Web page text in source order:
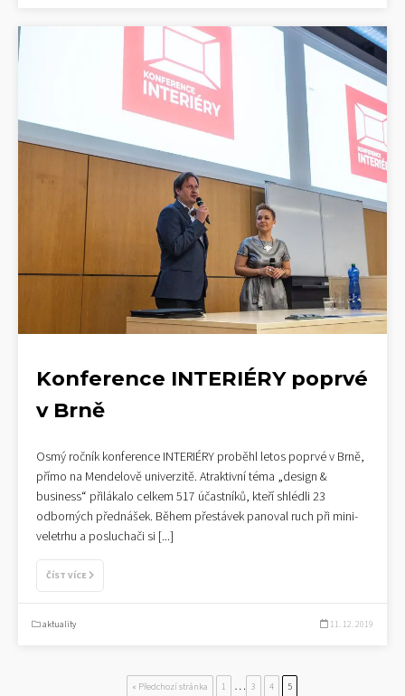
Konference INTERIÉRY poprvé
v Brně
Osmý ročník konference INTERIÉRY proběhl letos poprvé v Brně,
přímo na Mendelově univerzitě. Atraktivní téma „design &
business“ přilákalo celkem 517 účastníků, kteří shlédli 23
odborných přednášek. Během přestávek panoval ruch při mini-
veletrhu a posluchači si [...]
ČÍST VÍCE
aktuality 11. 12. 2019
« Předchozí stránka 1 … 3 4 5